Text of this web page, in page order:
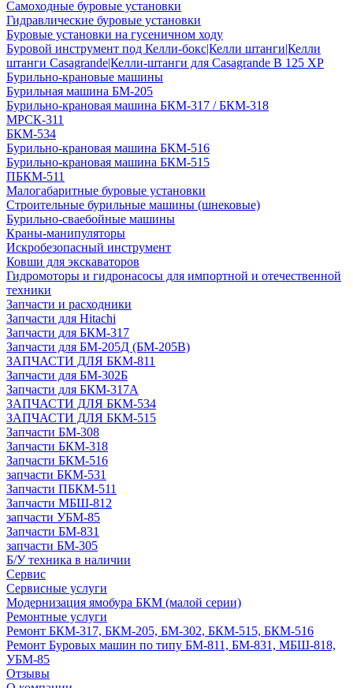
Самоходные буровые установки
Гидравлические буровые установки
Буровые установки на гусеничном ходу
Буровой инструмент под Келли-бокс|Келли штанги|Келли
штанги Casagrande|Келли-штанги для Casagrande B 125 XP
Бурильно-крановые машины
Бурильная машина БМ-205
Бурильно-крановая машина БКМ-317 / БКМ-318
МРСК-311
БКМ-534
Бурильно-крановая машина БКМ-516
Бурильно-крановая машина БКМ-515
ПБКМ-511
Малогабаритные буровые установки
Строительные бурильные машины (шнековые)
Бурильно-сваебойные машины
Краны-манипуляторы
Искробезопасный инструмент
Ковши для экскаваторов
Гидромоторы и гидронасосы для импортной и отечественной
техники
Запчасти и расходники
Запчасти для Hitachi
Запчасти для БКМ-317
Запчасти для БМ-205Д (БМ-205В)
ЗАПЧАСТИ ДЛЯ БКМ-811
Запчасти для БМ-302Б
Запчасти для БКМ-317А
ЗАПЧАСТИ ДЛЯ БКМ-534
ЗАПЧАСТИ ДЛЯ БКМ-515
Запчасти БМ-308
Запчасти БКМ-318
Запчасти БКМ-516
запчасти БКМ-531
Запчасти ПБКМ-511
Запчасти МБШ-812
запчасти УБМ-85
Запчасти БМ-831
запчасти БМ-305
Б/У техника в наличии
Сервис
Сервисные услуги
Модернизация ямобура БКМ (малой серии)
Ремонтные услуги
Ремонт БКМ-317, БКМ-205, БМ-302, БКМ-515, БКМ-516
Ремонт Буровых машин по типу БМ-811, БМ-831, МБШ-818,
УБМ-85
Отзывы